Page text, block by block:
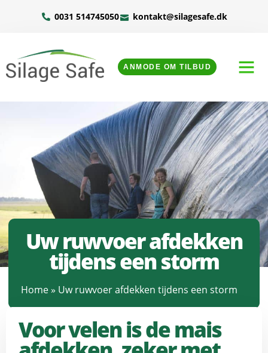
0031 514745050 kontakt@silagesafe.dk
ANMODE OM TILBUD
Uw ruwvoer afdekken
tijdens een storm
Home» Uw ruwvoer afdekken tijdens een storm
Voor velen is de mais